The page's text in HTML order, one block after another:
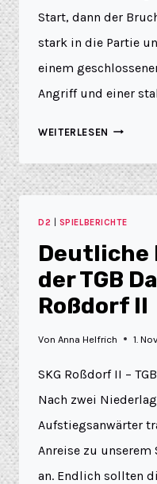
Start, dann der
stark in die Partie
einem
Angriff und einer
WEITERLESEN
D2 SPIELBERICHTE
Deutliche
der TGB
Roßdorf II
Von Anna Helfrich 1.
SKG Roßdorf II –
Nach zwei
Aufstiegsanwärter
Anreise zu
an. Endlich sollten